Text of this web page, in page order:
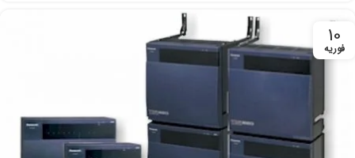
10
فوریه